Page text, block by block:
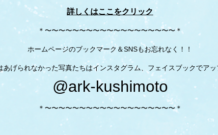
詳しくはここをクリック
＊〜〜〜〜〜〜〜〜〜〜〜〜〜〜〜〜〜〜〜＊
ホームページのブックマーク＆SNSもお忘れなく！！
あげられなかった写真たちはインスタグラム、フェイスブックでア
@ark-kushimoto
＊〜〜〜〜〜〜〜〜〜〜〜〜〜〜〜〜〜〜〜＊